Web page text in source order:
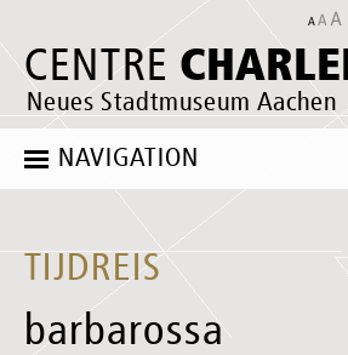
CENTRE
Neues Stadtmuseum Aachen
NAVIGATION
TIJDREIS
barbarossa